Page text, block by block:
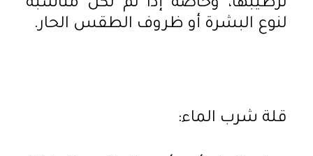
ترطيبها، وخاصة إذا لم تكن مناسبة
لنوع البشرة أو ظروف الطقس الحار.
قلة شرب الماء: